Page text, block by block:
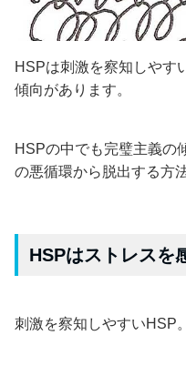
HSPは刺激を察知しやす
傾向があります。
HSPの中でも完璧主義の
の悪循環から脱出する方
HSPはストレスを
刺激を察知しやすいHSP。